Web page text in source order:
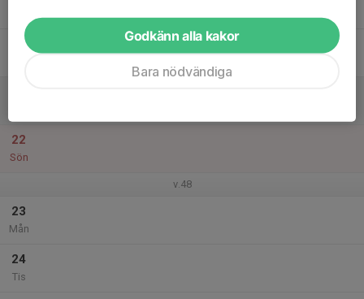
20
22
Sön
v.48
23
Mån
24
Tis
Godkänn alla kakor
Bara nödvändiga